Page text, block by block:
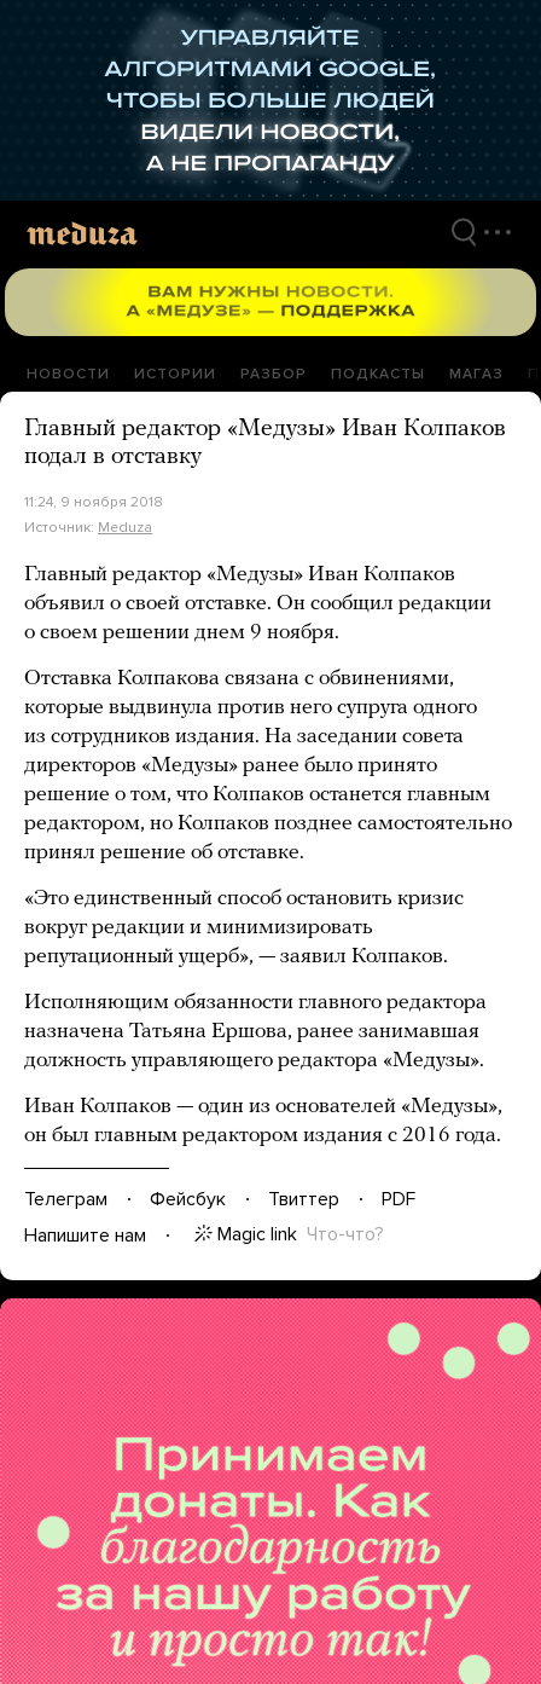
НОВОСТИ ИСТОРИИ РАЗБОР ПОДКАСТЫ МАГАЗ
Главный редактор «Медузы» Иван Колпаков
подал в отставку
11:24, 9 ноября 2018
Источник: Meduza
Главный редактор «Медузы» Иван Колпаков
объявил о своей отставке. Он сообщил редакции
о своем решении днем 9 ноября.
Отставка Колпакова связана с обвинениями,
которые выдвинула против него супруга одного
из сотрудников издания. На заседании совета
директоров «Медузы» ранее было принято
решение о том, что Колпаков останется главным
редактором, но Колпаков позднее самостоятельно
принял решение об отставке.
«Это единственный способ остановить кризис
вокруг редакции и минимизировать
репутационный ущерб», — заявил Колпаков.
Исполняющим обязанности главного редактора
назначена Татьяна Ершова, ранее занимавшая
должность управляющего редактора «Медузы».
Иван Колпаков — один из основателей «Медузы»,
он был главным редактором издания с 2016 года.
Телеграм Фейсбук Твиттер
PDF
Напишите нам
Magic link Что-что?